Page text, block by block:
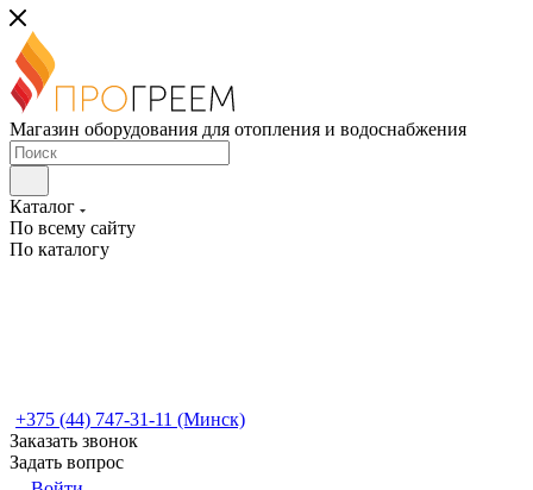
Магазин оборудования для отопления и водоснабжения
Каталог
По всему сайту
По каталогу
+375 (44) 747-31-11 (Минск)
Заказать звонок
Задать вопрос